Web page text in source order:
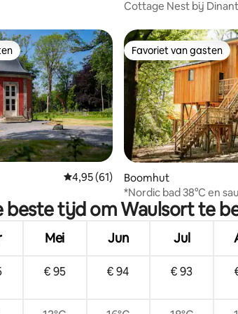
Cottage Nest bij
5 op 5, 30 recensiesGemiddelde beoordeling van 4,95
4,95 (61)
Favoriet van gasten
Favoriet van gasten
Boomhut
*Nordic bad 38°C en
Cendré'
beste tijd om Waulsort te
Mei Jun Jul
€ 95 € 94 € 93